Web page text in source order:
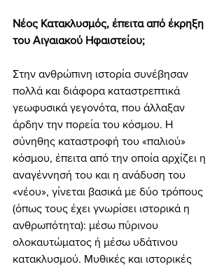
Νέος Κατακλυσμός, έπειτα από έκρηξη
του Αιγαιακού Ηφαιστείου;
Στην ανθρώπινη ιστορία συνέβησαν
πολλά και διάφορα καταστρεπτικά
γεωφυσικά γεγονότα, που άλλαξαν
άρδην την πορεία του κόσμου. Η
σύνηθης καταστροφή του «παλιού»
κόσμου, έπειτα από την οποία αρχίζει η
αναγέννησή του και η ανάδυση του
«νέου», γίνεται βασικά με δύο τρόπους
(όπως τους έχει γνωρίσει ιστορικά η
ανθρωπότητα): μέσω πύρινου
ολοκαυτώματος ή μέσω υδάτινου
κατακλυσμού. Μυθικές και ιστορικές